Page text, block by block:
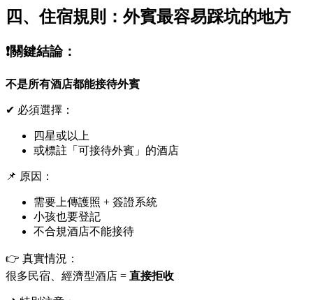
四、住宿規則：外賓最容易踩坑的地方
❗關鍵結論：
不是所有酒店都能接待外賓
✔ 必須選擇：
四星或以上
或標註「可接待外賓」的酒店
📌 原因：
需要上傳護照 + 簽證系統
小孩也要登記
不合規酒店不能接待
👉 真實情況：
很多民宿、經濟型酒店 = 直接拒收